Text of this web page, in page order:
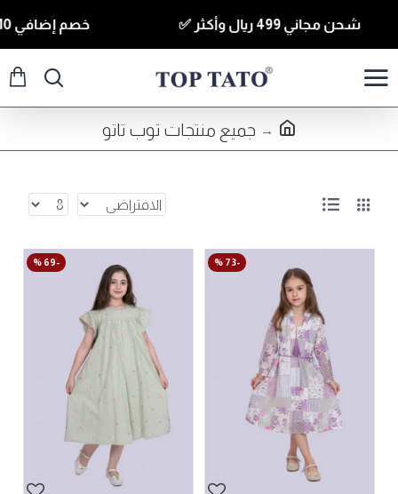
شحن مجاني 499 ريال وأكثر ✅ خصم إضافي 10% للقطع الي قيمتها 350 ريال وأكثر كود ( T10 ) ✅
جميع منتجات توب تاتو
-73 %
-69 %